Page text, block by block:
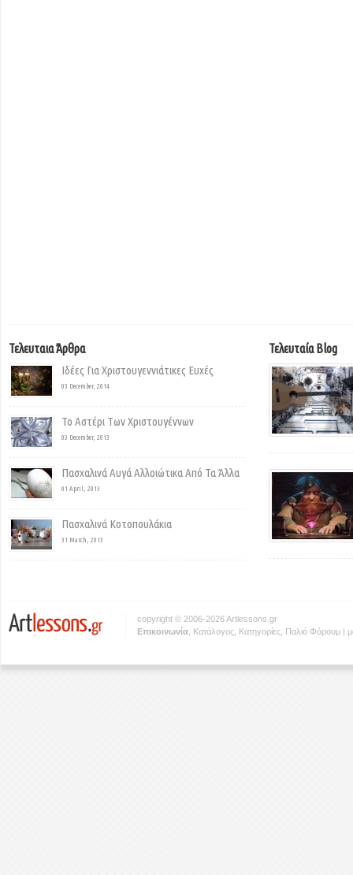
Τελευταια Άρθρα
Ιδέες Για Χριστουγεννιάτικες Ευχές
03 December, 2014
Το Αστέρι Των Χριστουγέννων
03 December, 2013
Πασχαλινά Αυγά Αλλοιώτικα Από Τα Άλλα
01 April, 2013
Πασχαλινά Κοτοπουλάκια
31 March, 2013
Τελευταία Blog
copyright © 2006-2026 Artlessons.gr
Eπικοινωνία Κατάλογος Κατηγορίες Παλιό Φόρουμ |